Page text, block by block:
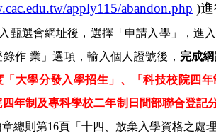
apply115/abandon.php )
入甄選會網址後，選擇「申請入學」，進
錄作 業」選項，輸入個人證號後， 完成
「大學分發入學招生」、「科技校院四
四年制及專科學校二年制日間部聯合登記
章總則第16頁「十四、放棄入學資格之處